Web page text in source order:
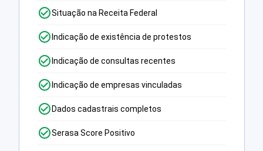
Situação na Receita Federal
Indicação de existência de protestos
Indicação de consultas recentes
Indicação de empresas vinculadas
Dados cadastrais completos
Serasa Score Positivo